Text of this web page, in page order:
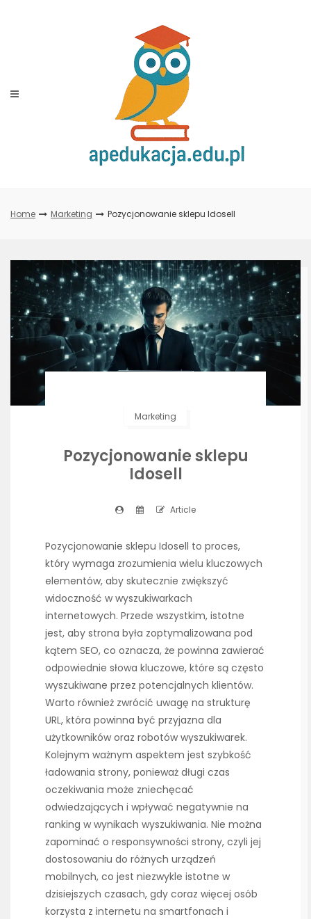
Home Marketing Pozycjonowanie sklepu Idosell
Marketing
Pozycjonowanie sklepu
Idosell
Article
Pozycjonowanie sklepu Idosell to proces,
który wymaga zrozumienia wielu kluczowych
elementów, aby skutecznie zwiększyć
widoczność w wyszukiwarkach
internetowych. Przede wszystkim, istotne
jest, aby strona była zoptymalizowana pod
kątem SEO, co oznacza, że powinna zawierać
odpowiednie słowa kluczowe, które są często
wyszukiwane przez potencjalnych klientów.
Warto również zwrócić uwagę na strukturę
URL, która powinna być przyjazna dla
użytkowników oraz robotów wyszukiwarek.
Kolejnym ważnym aspektem jest szybkość
ładowania strony, ponieważ długi czas
oczekiwania może zniechęcać
odwiedzających i wpływać negatywnie na
ranking w wynikach wyszukiwania. Nie można
zapominać o responsywności strony, czyli jej
dostosowaniu do różnych urządzeń
mobilnych, co jest niezwykle istotne w
dzisiejszych czasach, gdy coraz więcej osób
korzysta z internetu na smartfonach i